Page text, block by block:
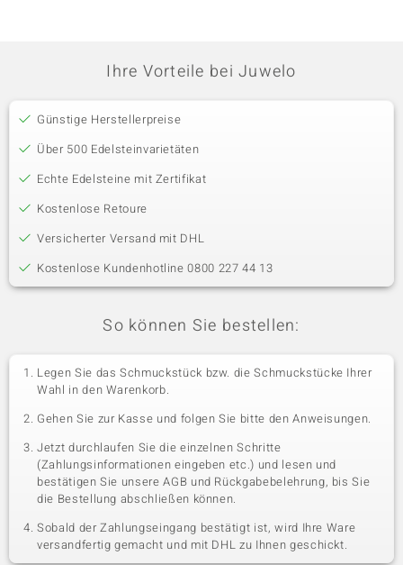
Ihre Vorteile bei Juwelo
Günstige Herstellerpreise
Über 500 Edelsteinvarietäten
Echte Edelsteine mit Zertifikat
Kostenlose Retoure
Versicherter Versand mit DHL
Kostenlose Kundenhotline 0800 227 44 13
So können Sie bestellen:
Legen Sie das Schmuckstück bzw. die Schmuckstücke Ihrer
Wahl in den Warenkorb.
Gehen Sie zur Kasse und folgen Sie bitte den Anweisungen.
Jetzt durchlaufen Sie die einzelnen Schritte
(Zahlungsinformationen eingeben etc.) und lesen und
bestätigen Sie unsere AGB und Rückgabebelehrung, bis Sie
die Bestellung abschließen können.
Sobald der Zahlungseingang bestätigt ist, wird Ihre Ware
versandfertig gemacht und mit DHL zu Ihnen geschickt.